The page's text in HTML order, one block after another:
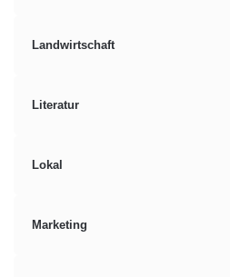
Landwirtschaft
Literatur
Lokal
Marketing